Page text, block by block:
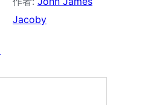
Jacoby